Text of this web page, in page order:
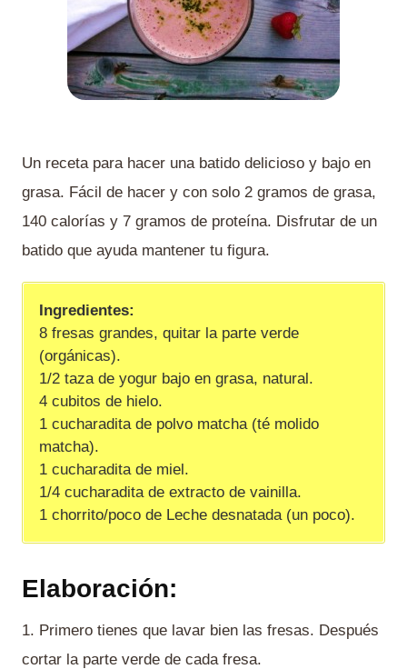
Un receta para hacer una batido delicioso y bajo en
grasa. Fácil de hacer y con solo 2 gramos de grasa,
140 calorías y 7 gramos de proteína. Disfrutar de un
batido que ayuda mantener tu figura.
Ingredientes:
8 fresas grandes, quitar la parte verde
(orgánicas).
1/2 taza de yogur bajo en grasa, natural.
4 cubitos de hielo.
1 cucharadita de polvo matcha (té molido
matcha).
1 cucharadita de miel.
1/4 cucharadita de extracto de vainilla.
1 chorrito/poco de Leche desnatada (un poco).
Elaboración:
1. Primero tienes que lavar bien las fresas. Después
cortar la parte verde de cada fresa.